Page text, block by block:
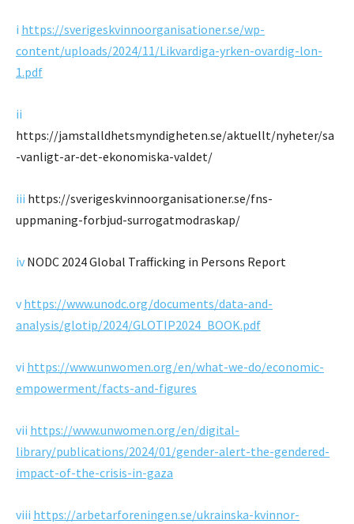
i https://sverigeskvinnoorganisationer.se/wp-
content/uploads/2024/11/Likvardiga-yrken-ovardig-lon-
1.pdf
ii
https://jamstalldhetsmyndigheten.se/aktuellt/nyheter/sa
-vanligt-ar-det-ekonomiska-valdet/
iii https://sverigeskvinnoorganisationer.se/fns-
uppmaning-forbjud-surrogatmodraskap/
iv NODC 2024 Global Trafficking in Persons Report
v https://www.unodc.org/documents/data-and-
analysis/glotip/2024/GLOTIP2024_BOOK.pdf
vi https://www.unwomen.org/en/what-we-do/economic-
empowerment/facts-and-figures
vii https://www.unwomen.org/en/digital-
library/publications/2024/01/gender-alert-the-gendered-
impact-of-the-crisis-in-gaza
viii https://arbetarforeningen.se/ukrainska-kvinnor-